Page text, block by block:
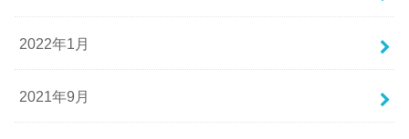
2022年1月
2021年9月